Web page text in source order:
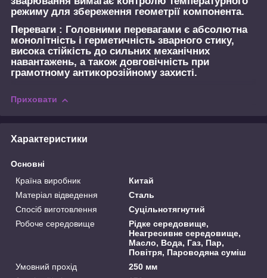
режиму для збереження геометрії компонента.
Переваги : Головними перевагами є абсолютна
монолітність і герметичність зварного стику,
висока стійкість до сильних механічних
навантажень, а також довговічність при
грамотному антикорозійному захисті.
Приховати
Характеристики
Основні
Країна виробник
Китай
Матеріал відведення
Сталь
Спосіб виготовлення
Суцільнотягнутий
Робоче середовище
Рідке середовище,
Неагресивне середовище,
Масло, Вода, Газ, Пар,
Повітря, Пароводяна суміш
Умовний прохід
250 мм